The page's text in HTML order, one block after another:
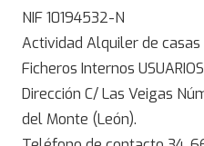
NIF 10194532-N
Actividad Alquiler de
Ficheros Internos
Dirección C/ Las Veigas
del Monte (León).